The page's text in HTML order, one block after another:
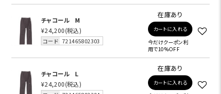
チャコール
M
¥24,200(税込)
コード 721465802303
在庫あり
カートに入れる
今だけクーポン利
用で10%OFF
チャコール
L
¥24,200(税込)
在庫あり
カートに入れる